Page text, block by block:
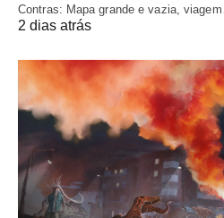
Contras: Mapa grande e vazia,
2 dias atrás